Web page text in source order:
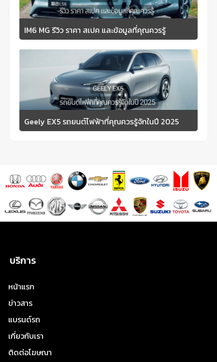
IM6 MG รีวิว ราคา สเปค และข้อมูลที่คุณควรรู้
Geely EX5 รถยนต์ไฟฟ้าที่คุณควรรู้จักในปี 2025
บริการ
หน้าแรก
ข่าวสาร
แบรนด์รถ
เกี่ยวกับเรา
ติดต่อโฆษณา